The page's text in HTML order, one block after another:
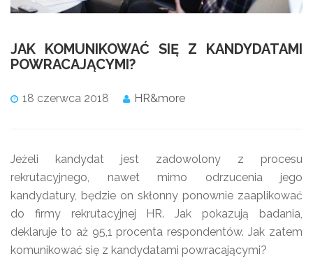
JAK KOMUNIKOWAĆ SIĘ Z KANDYDATAMI
POWRACAJĄCYMI?
18 czerwca 2018 HR&more
Jeżeli kandydat jest zadowolony z procesu
rekrutacyjnego, nawet mimo odrzucenia jego
kandydatury, będzie on skłonny ponownie zaaplikować
do firmy rekrutacyjnej HR. Jak pokazują badania,
deklaruje to aż 95,1 procenta respondentów. Jak zatem
komunikować się z kandydatami powracającymi?